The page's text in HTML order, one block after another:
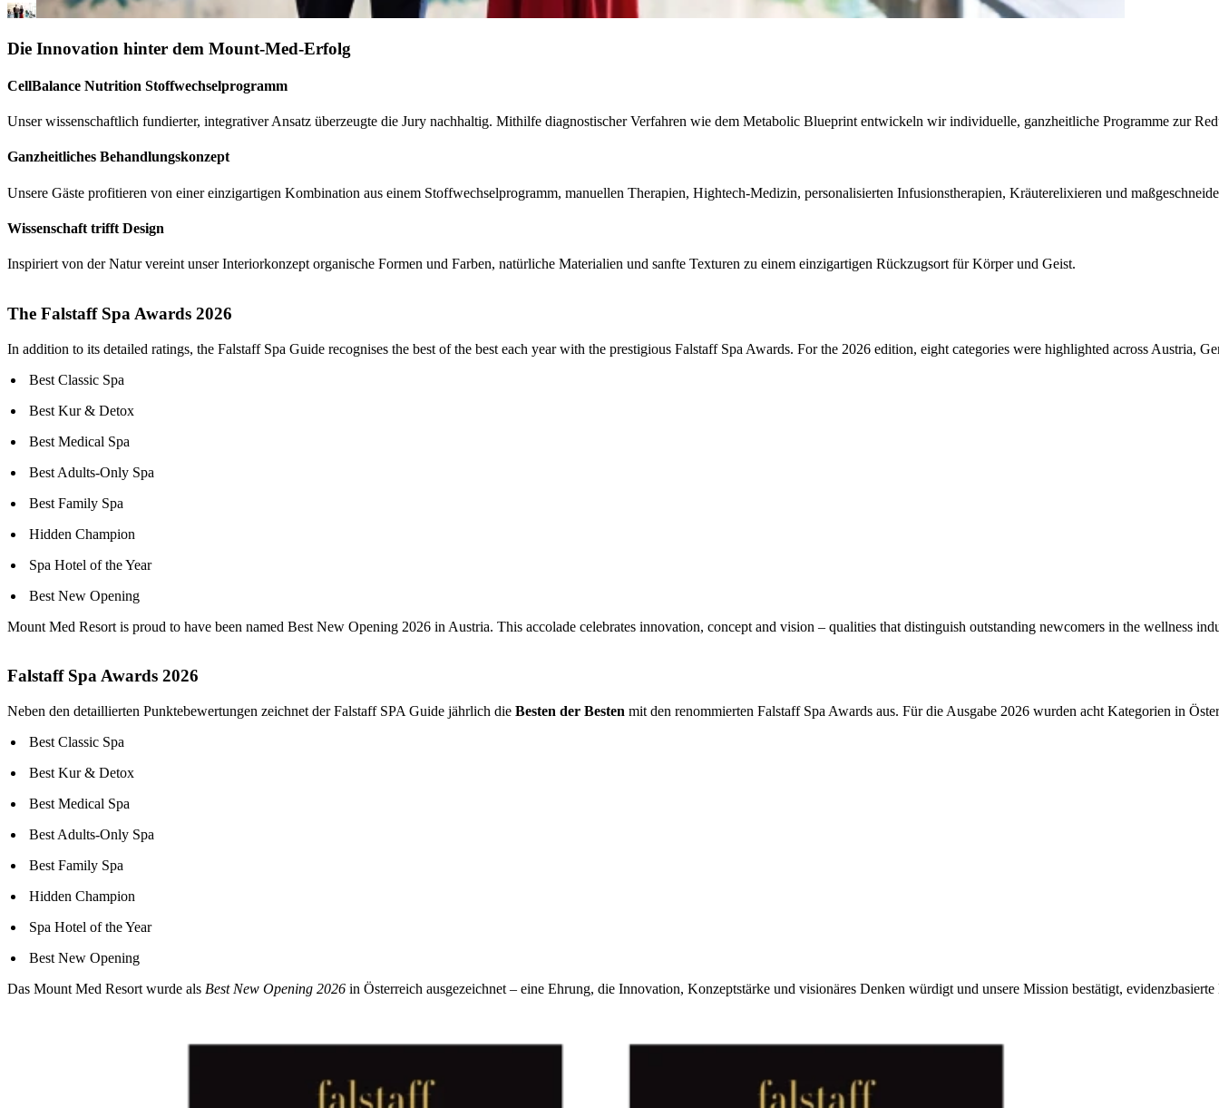
Die Innovation hinter dem Mount-Med-Erfolg
CellBalance Nutrition Stoffwechselprogramm
Unser wissenschaftlich fundierter, integrativer Ansatz überzeugte die Jury nachhaltig. Mithilfe diagnostischer Verfahren wie dem Metabolic Blueprint entwickeln wir individuelle, ganzheitliche Programme zur
Ganzheitliches Behandlungskonzept
Unsere Gäste profitieren von einer einzigartigen Kombination aus einem Stoffwechselprogramm, manuellen Therapien, Hightech-Medizin, personalisierten Infusionstherapien, Kräuterelixieren und
Wissenschaft trifft Design
Inspiriert von der Natur vereint unser Interiorkonzept organische Formen und Farben, natürliche Materialien und sanfte Texturen zu einem einzigartigen Rückzugsort für Körper und Geist.
The Falstaff Spa Awards 2026
In addition to its detailed ratings, the Falstaff Spa Guide recognises the best of the best each year with the prestigious Falstaff Spa Awards. For the 2026 edition, eight categories were highlighted across Austria,
Best Classic Spa
Best Kur & Detox
Best Medical Spa
Best Adults-Only Spa
Best Family Spa
Hidden Champion
Spa Hotel of the Year
Best New Opening
Mount Med Resort is proud to have been named Best New Opening 2026 in Austria. This accolade celebrates innovation, concept and vision – qualities that distinguish outstanding newcomers in the wellness
Falstaff Spa Awards 2026
Neben den detaillierten Punktebewertungen zeichnet der Falstaff SPA Guide jährlich die Besten der Besten mit den renommierten Falstaff Spa Awards aus. Für die Ausgabe 2026 wurden acht Kategorien in
Best Classic Spa
Best Kur & Detox
Best Medical Spa
Best Adults-Only Spa
Best Family Spa
Hidden Champion
Spa Hotel of the Year
Best New Opening
Das Mount Med Resort wurde als Best New Opening 2026 in Österreich ausgezeichnet – eine Ehrung, die Innovation, Konzeptstärke und visionäres Denken würdigt und unsere Mission bestätigt,